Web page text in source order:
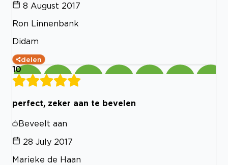
8 August 2017
Ron Linnenbank
Didam
delen
10
perfect, zeker aan te bevelen
Beveelt aan
28 July 2017
Marieke de Haan